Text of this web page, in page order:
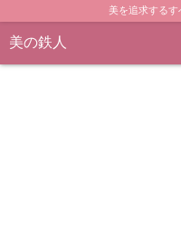
美を追求するす
美の鉄人